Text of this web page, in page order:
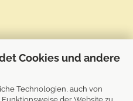
Cookies und andere
Technologien, auch von
der Website zu